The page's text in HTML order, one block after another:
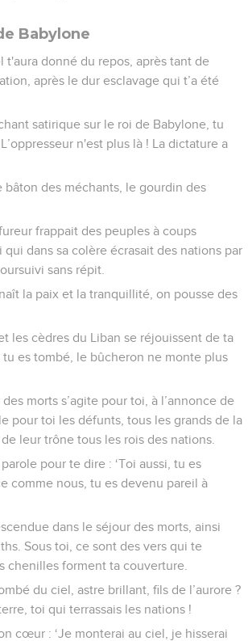
Babylone
t'aura donné du repos, après tant de
après le dur esclavage qui t’a été
satirique sur le roi de Babylone, tu
n'est plus là ! La dictature a
bâton des méchants, le gourdin des
frappait des peuples à coups
dans sa colère écrasait des nations par
sans répit.
la paix et la tranquillité, on pousse des
les cèdres du Liban se réjouissent de ta
tu es tombé, le bûcheron ne monte plus
morts s’agite pour toi, à l’annonce de
pour toi les défunts, tous les grands de la
leur trône tous les rois des nations.
pour te dire : ‘Toi aussi, tu es
comme nous, tu es devenu pareil à
dans le séjour des morts, ainsi
Sous toi, ce sont des vers qui te
chenilles forment ta couverture.
du ciel, astre brillant, fils de l’aurore ?
toi qui terrassais les nations !
cœur : ‘Je monterai au ciel, je hisserai